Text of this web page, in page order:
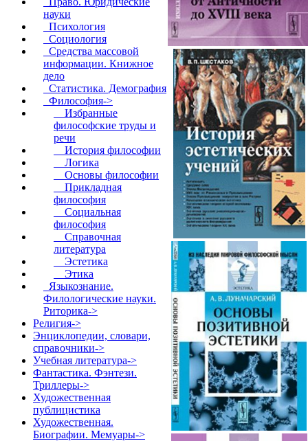
науки
Психология
Социология
Средства массовой
информации. Книжное
дело
Статистика. Демография
Философия->
Избранные
философские труды и
речи
История философии
Логика
Основы философии
Прикладная
философия
Социальная
философия
Справочная
литература
Эстетика
Этика
Языкознание.
Филологические науки.
Риторика->
Религия->
Энциклопедии, словари,
справочники->
Учебная литература->
Фантастика. Фэнтези.
Триллеры->
Художественная
публицистика
Художественная.
Биографии. Мемуары->